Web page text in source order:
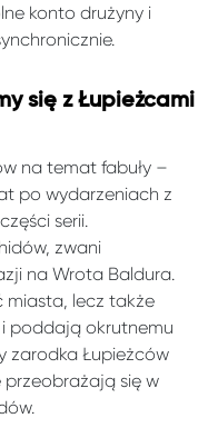
konto drużyny i
się z Łupieżcami
na temat fabuły –
po wydarzeniach z
serii.
zwani
na Wrota Baldura.
miasta, lecz także
poddają okrutnemu
zarodka Łupieżców
przeobrażają się w